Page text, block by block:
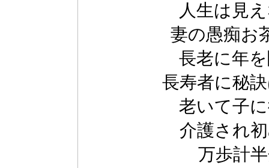
人生は見
妻の愚痴お
長老に年
長寿者に秘
老いて子
介護され
万歩計